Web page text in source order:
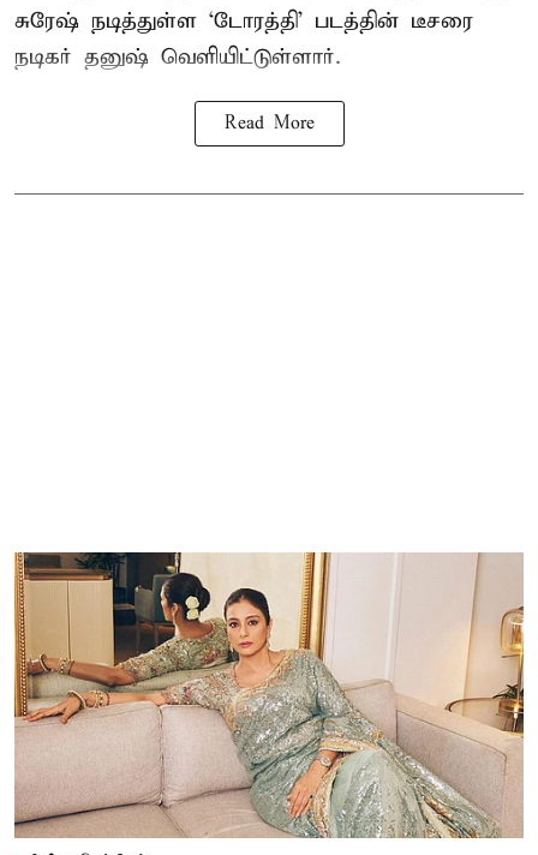
சுரேஷ் நடித்துள்ள `டோரத்தி' படத்தின் டீசரை
நடிகர் தனுஷ் வெளியிட்டுள்ளார்.
Read More